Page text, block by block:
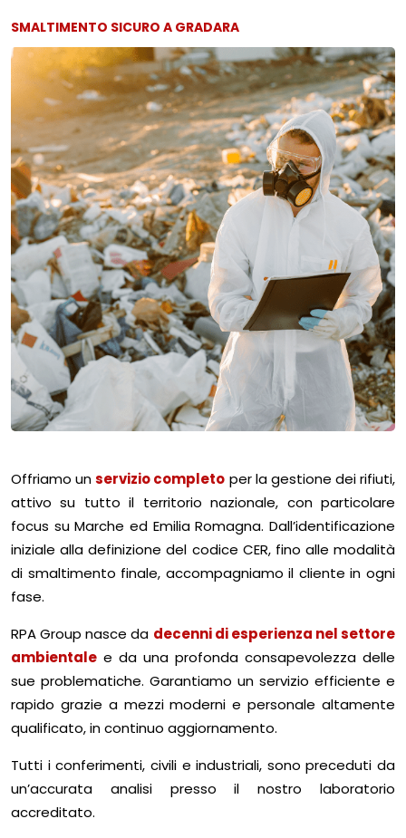
SMALTIMENTO SICURO A GRADARA
Offriamo unservizio completo per la gestione dei rifiuti,
attivo su tutto il territorio nazionale, con particolare
focus su Marche ed Emilia Romagna. Dall’identificazione
iniziale alla definizione del codice CER, fino alle modalità
di smaltimento finale, accompagniamo il cliente in ogni
fase.
RPA Group nasce da decenni di esperienza nel settore
ambientale e da una profonda consapevolezza delle
sue problematiche. Garantiamo un servizio efficiente e
rapido grazie a mezzi moderni e personale altamente
qualificato, in continuo aggiornamento.
Tutti i conferimenti, civili e industriali, sono preceduti da
un’accurata analisi presso il nostro laboratorio
accreditato.